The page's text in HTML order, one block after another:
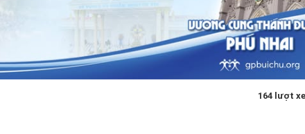
164 lượt